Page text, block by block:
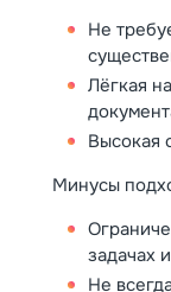
Не
Лёгкая
Высокая
Минусы
задачах
Не